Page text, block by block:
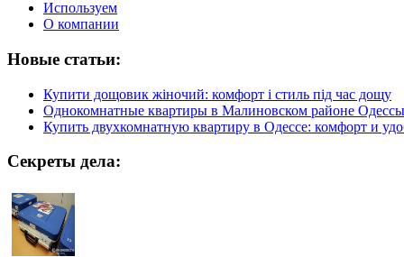
Используем
О компании
Новые статьи:
Купити дощовик жіночий: комфорт і стиль під час дощу
Однокомнатные квартиры в Малиновском районе Одессы
Купить двухкомнатную квартиру в Одессе: комфорт и
Секреты дела: